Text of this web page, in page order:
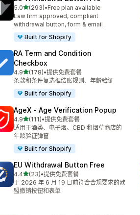
5.0星（满分 5 星）
(293)
总共 293 条评论
•Free plan available
Law firm approved, compliant
withdrawal button, form & email
Built for Shopify
RA Term and Condition
Checkbox
4.9星（满分 5 星）
(178)
总共 178 条评论
•提供免费套餐
条款和条件复选框结账规则、年龄验证
Built for Shopify
AgeX ‑ Age Verification Popup
4.9星（满分 5 星）
(111)
总共 111 条评论
•提供免费套餐
适用于酒类、电子烟、CBD 和烟草商店的
年龄验证弹窗
Built for Shopify
EU Withdrawal Button Free
4.4星（满分 5 星）
(23)
总共 23 条评论
•提供免费套餐
于 2026 年 6 月 19 日前符合合规要求的欧
盟撤销按钮和表单